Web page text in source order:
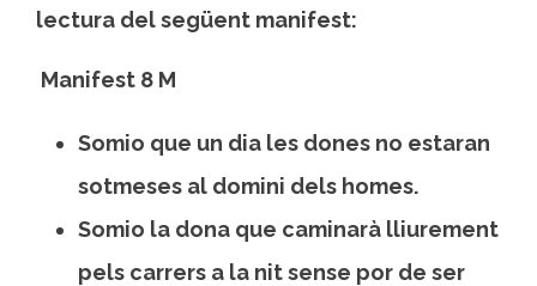
lectura del següent manifest:
Manifest 8 M
Somio que un dia les dones no estaran
sotmeses al domini dels homes.
Somio la dona que caminarà lliurement
pels carrers a la nit sense por de ser